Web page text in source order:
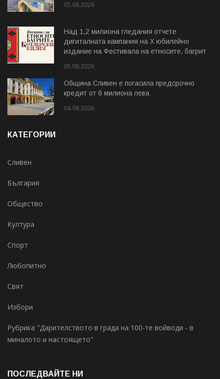
05.08.2026
Над 1,2 милиона гледания отчете
дигиталната кампания на Х юбилейно
издание на Фестивала на етносите, багрите
05.08.2026
Община Сливен е погасила предсрочно
кредит от 6 милиона лева
04.08.2026
КАТЕГОРИИ
Сливен
България
Общество
Култура
Спорт
Любопитно
Свят
Избори
Рубрика "Дарителството в града на 100-те войводи - в
миналото и настоящето"
ПОСЛЕДВАЙТЕ НИ